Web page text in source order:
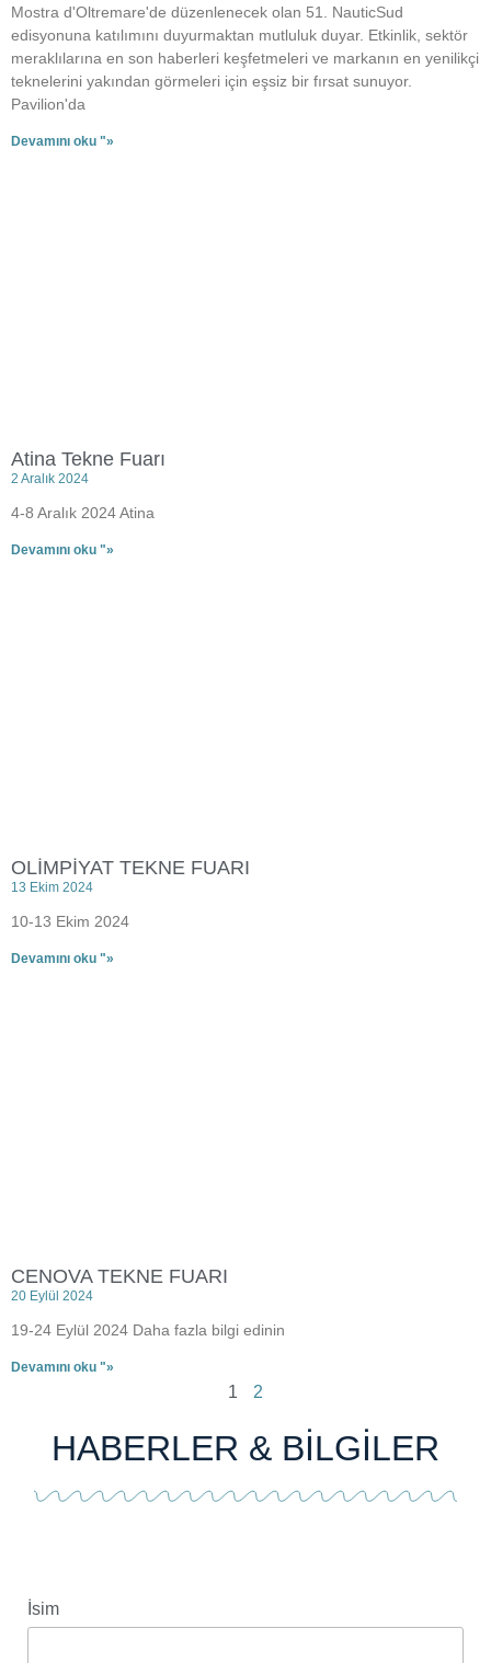
Mostra d'Oltremare'de düzenlenecek olan 51. NauticSud
edisyonuna katılımını duyurmaktan mutluluk duyar. Etkinlik, sektör
meraklılarına en son haberleri keşfetmeleri ve markanın en yenilikçi
teknelerini yakından görmeleri için eşsiz bir fırsat sunuyor.
Pavilion'da
Devamını oku "»
Atina Tekne Fuarı
2 Aralık 2024
4-8 Aralık 2024 Atina
Devamını oku "»
OLİMPİYAT TEKNE FUARI
13 Ekim 2024
10-13 Ekim 2024
Devamını oku "»
CENOVA TEKNE FUARI
20 Eylül 2024
19-24 Eylül 2024 Daha fazla bilgi edinin
Devamını oku "»
1 2
HABERLER & BİLGİLER
İsim